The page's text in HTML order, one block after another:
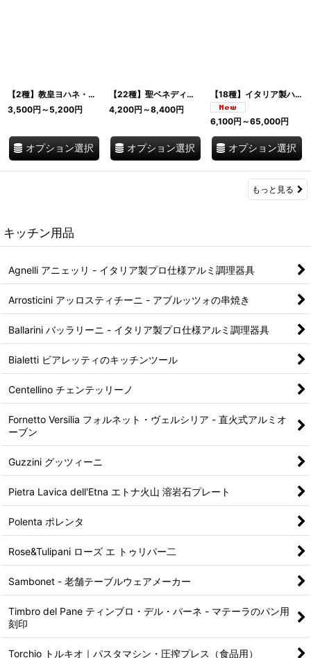
【2種】教皇ヨハネ・パウロ2世 牧杖十字架 パストラルクロス イタリア製 シルバー 8cm/13cm クロス ペンダント お守り イタリア製
3,500円 ～5,200円
オプション選択
【22種】聖ベネディクト十字架 お守りクロス 厄除け 守護 聖品 Saint Benedict Cross イタリア製
4,200円 ～8,400円
オプション選択
【18種】イタリア製ハンドメイドロザリオ 伝統の職人技が光る聖品 バチカン聖ピエトロ広場老舗工房厳選
6,100円 ～65,000円
オプション選択
もっと見る
キッチン用品
Agnelli アニェッリ - イタリア製プロ仕様アルミ調理器具
Arrosticini アッロスティチーニ - アブルッツォの串焼き
Ballarini バッラリーニ - イタリア製プロ仕様アルミ調理器具
Bialetti ビアレッティのキッチンツール
Centellino チェンテッリーノ
Fornetto Versilia フォルネット・ヴェルシリア - 直火式アルミオ
ーブン
Guzzini グッツィーニ
Pietra Lavica dell'Etna エトナ火山 溶岩石プレート
Polenta ポレンタ
Rose&Tulipani ローズ エ トゥリパー二
Sambonet - 老舗テーブルウェアメーカー
Timbro del Pane ティンブロ・デル・パーネ - マテーラのパン用
刻印
Torchio トルキオ｜パスタマシン・圧搾プレス（食品用）